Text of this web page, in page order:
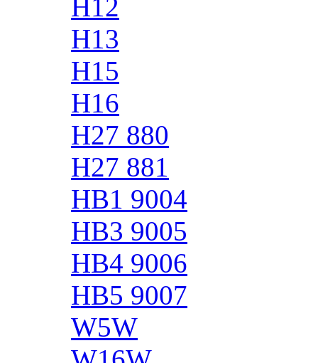
H12
H13
H15
H16
H27 880
H27 881
HB1 9004
HB3 9005
HB4 9006
HB5 9007
W5W